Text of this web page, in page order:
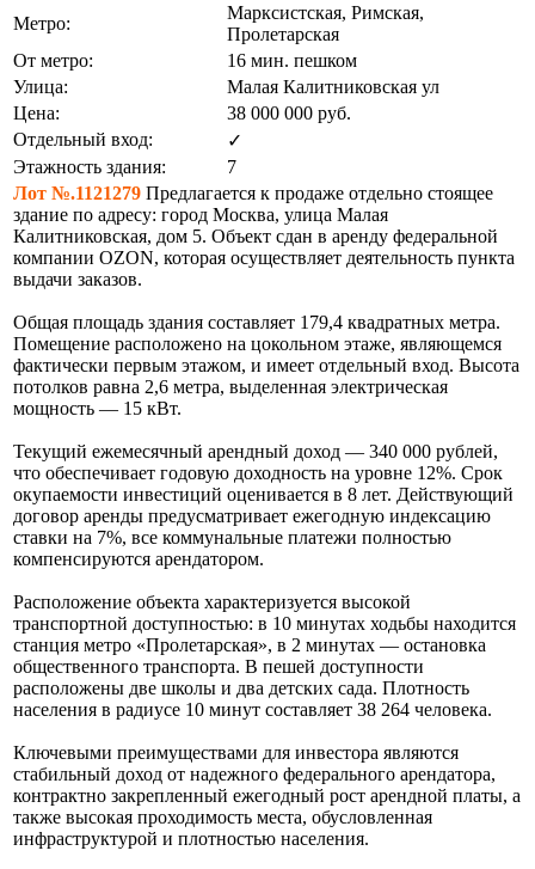
Метро:
Марксистская, Римская,
Пролетарская
От метро:
16 мин. пешком
Улица:
Малая Калитниковская ул
Цена:
38 000 000 руб.
Отдельный вход:
✓
Этажность здания:
7
Лот №.1121279 Предлагается к продаже отдельно стоящее
здание по адресу: город Москва, улица Малая
Калитниковская, дом 5. Объект сдан в аренду федеральной
компании OZON, которая осуществляет деятельность пункта
выдачи заказов.
Общая площадь здания составляет 179,4 квадратных метра.
Помещение расположено на цокольном этаже, являющемся
фактически первым этажом, и имеет отдельный вход. Высота
потолков равна 2,6 метра, выделенная электрическая
мощность — 15 кВт.
Текущий ежемесячный арендный доход — 340 000 рублей,
что обеспечивает годовую доходность на уровне 12%. Срок
окупаемости инвестиций оценивается в 8 лет. Действующий
договор аренды предусматривает ежегодную индексацию
ставки на 7%, все коммунальные платежи полностью
компенсируются арендатором.
Расположение объекта характеризуется высокой
транспортной доступностью: в 10 минутах ходьбы находится
станция метро «Пролетарская», в 2 минутах — остановка
общественного транспорта. В пешей доступности
расположены две школы и два детских сада. Плотность
населения в радиусе 10 минут составляет 38 264 человека.
Ключевыми преимуществами для инвестора являются
стабильный доход от надежного федерального арендатора,
контрактно закрепленный ежегодный рост арендной платы, а
также высокая проходимость места, обусловленная
инфраструктурой и плотностью населения.